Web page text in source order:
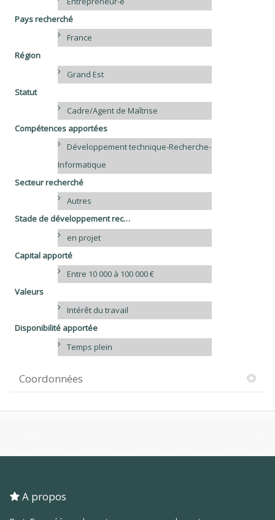
Pays recherché
France
Région
Grand Est
Statut
Cadre/Agent de Maîtrise
Compétences apportées
Développement technique-Recherche-
Informatique
Secteur recherché
Autres
Stade de développement recherché
en projet
Capital apporté
Entre 10 000 à 100 000 €
Valeurs
Intérêt du travail
Disponibilité apportée
Temps plein
Coordonnées
A propos